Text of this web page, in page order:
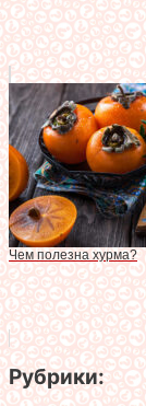
Чем полезна хурма?
Рубрики: